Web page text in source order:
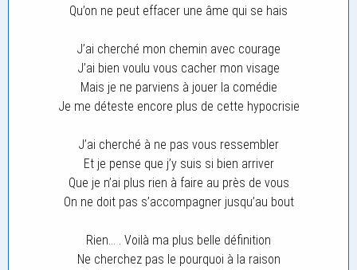
Qu’on ne peut effacer une âme qui se hais
J’ai cherché mon chemin avec courage
J’ai bien voulu vous cacher mon visage
Mais je ne parviens à jouer la comédie
Je me déteste encore plus de cette hypocrisie
J’ai cherché à ne pas vous ressembler
Et je pense que j’y suis si bien arriver
Que je n’ai plus rien à faire au près de vous
On ne doit pas s’accompagner jusqu’au bout
Rien… . Voilà ma plus belle définition
Ne cherchez pas le pourquoi à la raison